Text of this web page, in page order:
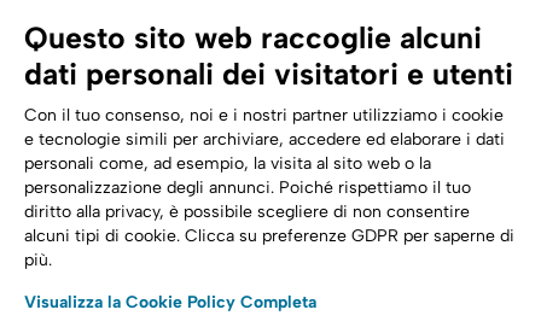
Sicurezza Digitale
Cloud
Trasformazione digitale
Energia
Telecomunicazioni
Automotive
Seguici su:
Questo sito web raccoglie alcuni
dati personali dei visitatori e utenti
Con il tuo consenso, noi e i nostri partner utilizziamo i cookie
e tecnologie simili per archiviare, accedere ed elaborare i dati
personali come, ad esempio, la visita al sito web o la
personalizzazione degli annunci. Poiché rispettiamo il tuo
diritto alla privacy, è possibile scegliere di non consentire
alcuni tipi di cookie. Clicca su preferenze GDPR per saperne di
più.
Visualizza la Cookie Policy Completa